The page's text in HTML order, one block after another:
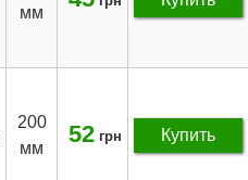
мм
200
мм
52 грн Купить